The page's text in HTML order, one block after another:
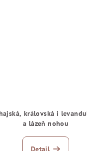
královská i
a lázeň nohou
Detail